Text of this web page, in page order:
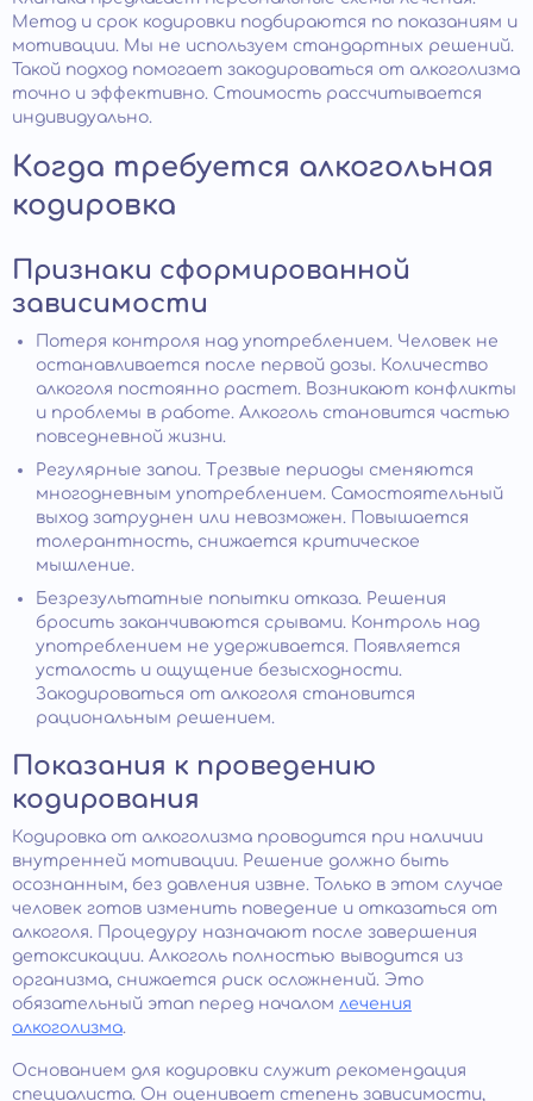
Метод и срок кодировки подбираются по показаниям и
мотивации. Мы не используем стандартных решений.
Такой подход помогает закодироваться от алкоголизма
точно и эффективно. Стоимость рассчитывается
индивидуально.
Когда требуется алкогольная
кодировка
Признаки сформированной
зависимости
Потеря контроля над употреблением. Человек не
останавливается после первой дозы. Количество
алкоголя постоянно растет. Возникают конфликты
и проблемы в работе. Алкоголь становится частью
повседневной жизни.
Регулярные запои. Трезвые периоды сменяются
многодневным употреблением. Самостоятельный
выход затруднен или невозможен. Повышается
толерантность, снижается критическое
мышление.
Безрезультатные попытки отказа. Решения
бросить заканчиваются срывами. Контроль над
употреблением не удерживается. Появляется
усталость и ощущение безысходности.
Закодироваться от алкоголя становится
рациональным решением.
Показания к проведению
кодирования
Кодировка от алкоголизма проводится при наличии
внутренней мотивации. Решение должно быть
осознанным, без давления извне. Только в этом случае
человек готов изменить поведение и отказаться от
алкоголя. Процедуру назначают после завершения
детоксикации. Алкоголь полностью выводится из
организма, снижается риск осложнений. Это
обязательный этап перед началом лечения
алкоголизма.
Основанием для кодировки служит рекомендация
специалиста. Он оценивает степень зависимости,